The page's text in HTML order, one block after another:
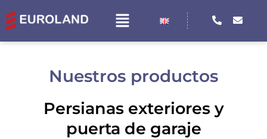
Nuestros productos
Persianas exteriores y
puerta de garaje